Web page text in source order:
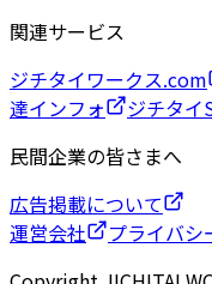
関連サービス
ジチタイワークス.com
達インフォ
ジチタイ
民間企業の皆さまへ
広告掲載について
運営会社
プライバシ